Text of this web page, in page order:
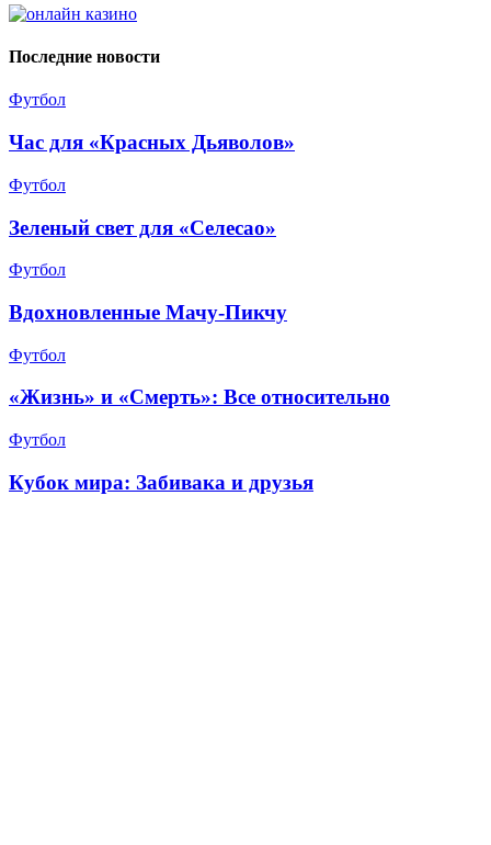
Последние новости
Футбол
Час для «Красных Дьяволов»
Футбол
Зеленый свет для «Селесао»
Футбол
Вдохновленные Мачу-Пикчу
Футбол
«Жизнь» и «Смерть»: Все относительно
Футбол
Кубок мира: Забивака и друзья